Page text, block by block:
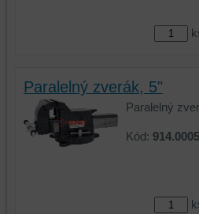
Paralelný zverák, 5"
Paralelný
Kód: 914.0005